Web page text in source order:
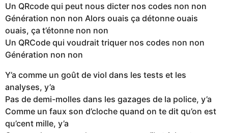
Un QRcode qui peut nous dicter nos codes non non
Génération non non Alors ouais ça détonne ouais
ouais, ça t’étonne non non
Un QRCode qui voudrait triquer nos codes non non
Génération non non
Y’a comme un goût de viol dans les tests et les
analyses, y’a
Pas de demi-molles dans les gazages de la police, y’a
Comme un faux son d’cloche quand on te dit qu’on est
qu’cent mille, y’a